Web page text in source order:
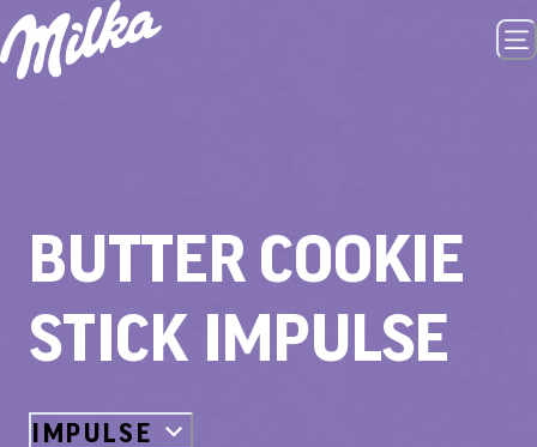
BUTTER COOKIE
STICK IMPULSE
IMPULSE